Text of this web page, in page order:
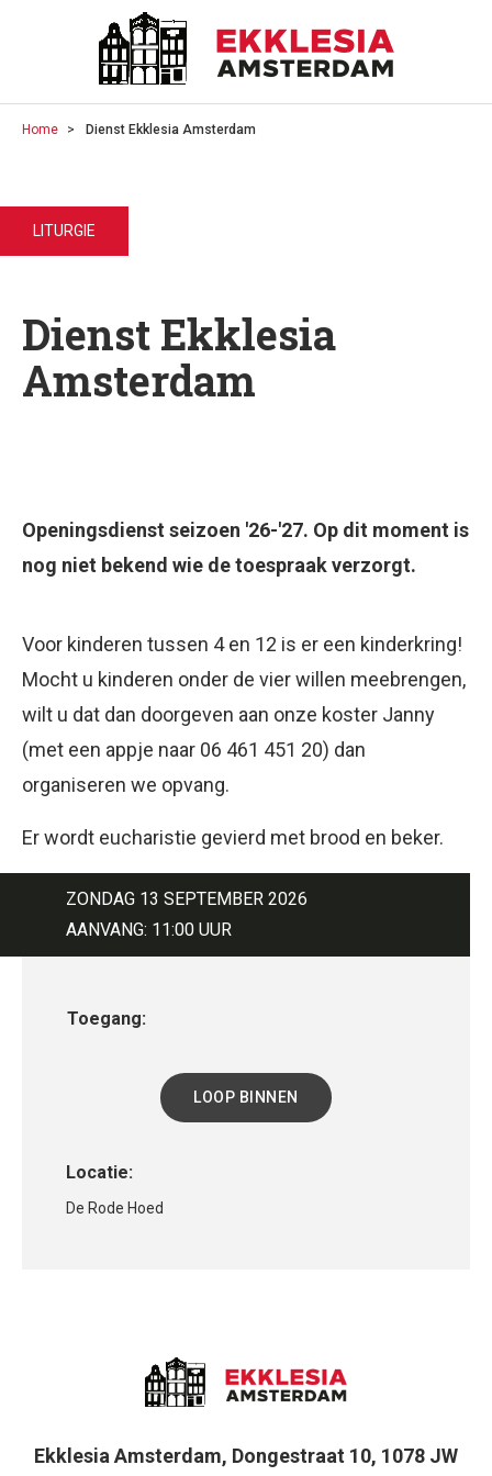
Home Dienst Ekklesia Amsterdam
LITURGIE
Dienst Ekklesia
Amsterdam
Openingsdienst seizoen '26-'27. Op dit moment is
nog niet bekend wie de toespraak verzorgt.
Voor kinderen tussen 4 en 12 is er een kinderkring!
Mocht u kinderen onder de vier willen meebrengen,
wilt u dat dan doorgeven aan onze koster Janny
(met een appje naar 06 461 451 20) dan
organiseren we opvang.
Er wordt eucharistie gevierd met brood en beker.
ZONDAG 13 SEPTEMBER 2026
AANVANG: 11:00 UUR
Toegang:
LOOP BINNEN
Locatie:
De Rode Hoed
Ekklesia Amsterdam, Dongestraat 10, 1078 JW